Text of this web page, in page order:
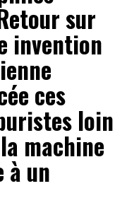
sur
invention
ces
loin
machine
à un